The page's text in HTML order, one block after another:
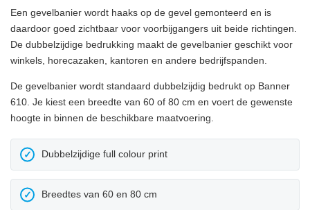
Een gevelbanier wordt haaks op de gevel gemonteerd en is
daardoor goed zichtbaar voor voorbijgangers uit beide richtingen.
De dubbelzijdige bedrukking maakt de gevelbanier geschikt voor
winkels, horecazaken, kantoren en andere bedrijfspanden.
De gevelbanier wordt standaard dubbelzijdig bedrukt op Banner
610. Je kiest een breedte van 60 of 80 cm en voert de gewenste
hoogte in binnen de beschikbare maatvoering.
✓ Dubbelzijdige full colour print
✓ Breedtes van 60 en 80 cm